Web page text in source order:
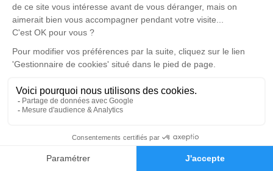
Faire-part Hommages
mardi 17 août 2021 à 14h30
Église Sainte Bernadette d'Angers
7 rue Locarno